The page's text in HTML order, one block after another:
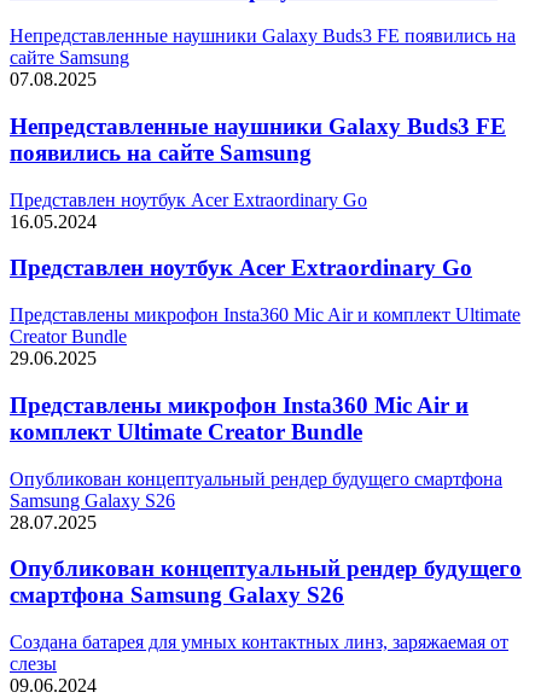
Непредставленные наушники Galaxy Buds3 FE появились на
сайте Samsung
07.08.2025
Непредставленные наушники Galaxy Buds3 FE
появились на сайте Samsung
Представлен ноутбук Acer Extraordinary Go
16.05.2024
Представлен ноутбук Acer Extraordinary Go
Представлены микрофон Insta360 Mic Air и комплект Ultimate
Creator Bundle
29.06.2025
Представлены микрофон Insta360 Mic Air и
комплект Ultimate Creator Bundle
Опубликован концептуальный рендер будущего смартфона
Samsung Galaxy S26
28.07.2025
Опубликован концептуальный рендер будущего
смартфона Samsung Galaxy S26
Создана батарея для умных контактных линз, заряжаемая от
слезы
09.06.2024